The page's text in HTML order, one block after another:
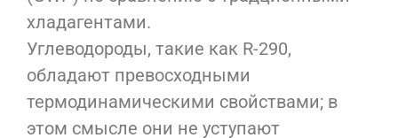
хладагентами.
Углеводороды, такие как R-290,
обладают превосходными
термодинамическими свойствами; в
этом смысле они не уступают